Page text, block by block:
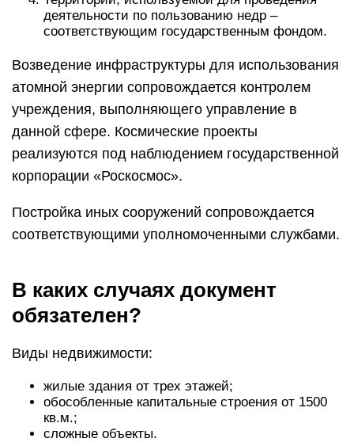
деятельности по пользованию недр –
соответствующим государственным фондом.
Возведение инфраструктуры для использования
атомной энергии сопровождается контролем
учреждения, выполняющего управление в
данной сфере. Космические проекты
реализуются под наблюдением государственной
корпорации «Роскосмос».
Постройка иных сооружений сопровождается
соответствующими уполномоченными службами.
В каких случаях документ
обязателен?
Виды недвижимости:
жилые здания от трех этажей;
обособленные капитальные строения от 1500
кв.м.;
сложные объекты.